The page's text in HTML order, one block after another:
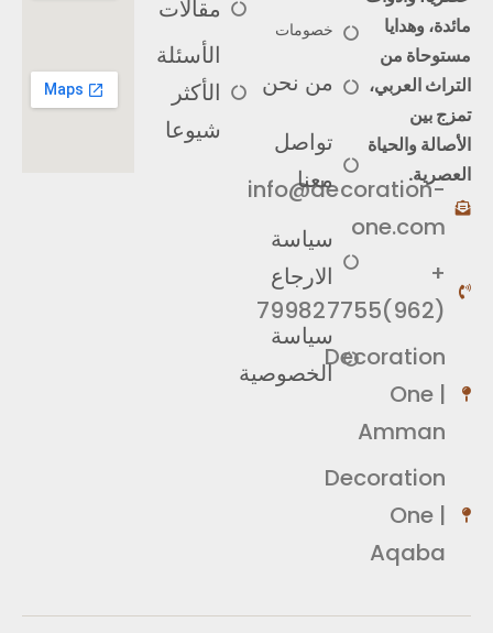
مائدة، وهدايا
مستوحاة من
التراث العربي،
تمزج بين
الأصالة والحياة
العصرية.
info@decoration-
one.com
+
(962)799827755
Decoration
One |
Amman
Decoration
One |
Aqaba
خصومات
من نحن
تواصل
معنا
سياسة
الارجاع
سياسة
الخصوصية
مقالات
الأسئلة
الأكثر
شيوعا